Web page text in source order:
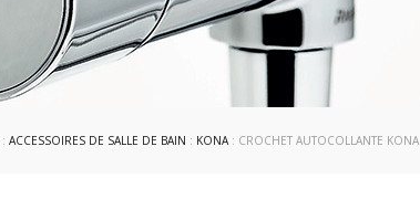
: ACCESSOIRES DE SALLE DE BAIN : KONA: CROCHET AUTOCOLLANTE KONA